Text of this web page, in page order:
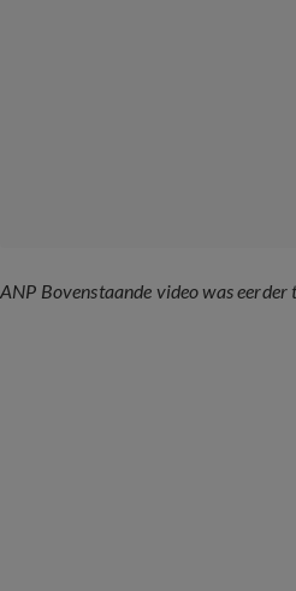
ANP Bovenstaande video was